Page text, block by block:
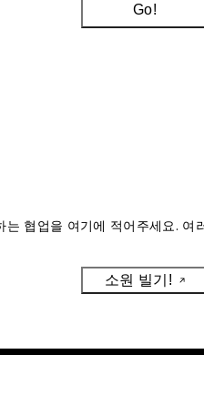
Go!
는 협업을 여기에 적어주세요. 여
소원 빌기!